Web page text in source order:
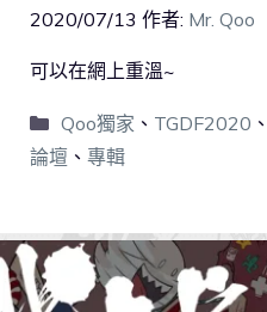
2020/07/13 作者: Mr. Qoo
可以在網上重溫~
Qoo獨家 、 TGDF2020 、
論壇 、 專輯